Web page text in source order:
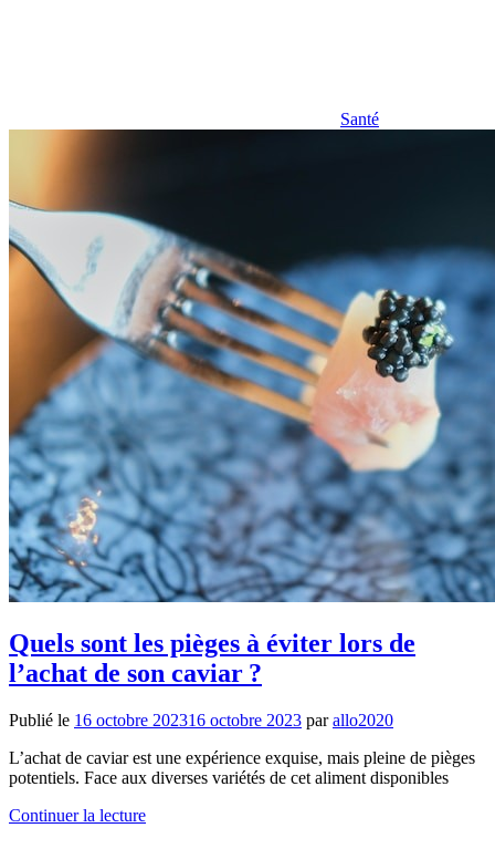
Santé
Quels sont les pièges à éviter lors de
l’achat de son caviar ?
Publié le 16 octobre 202316 octobre 2023 parallo2020
L’achat de caviar est une expérience exquise, mais pleine de pièges
potentiels. Face aux diverses variétés de cet aliment disponibles
Continuer la lecture